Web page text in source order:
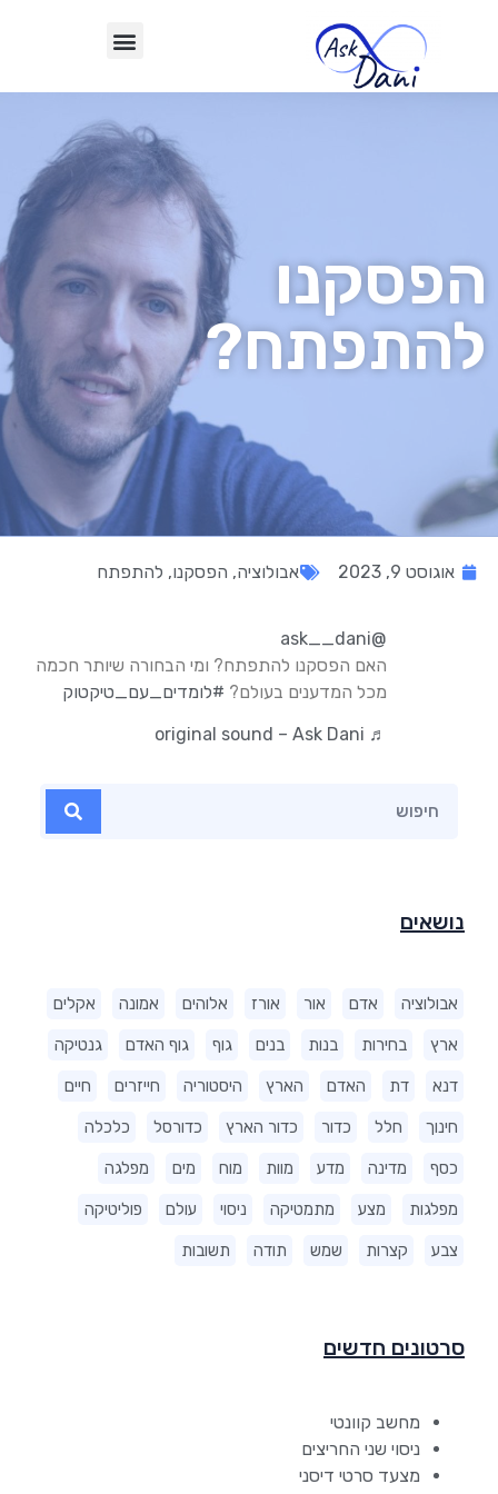
הפסקנו
להתפתח?
נושאים
אבולוציה אדם אור אורז אלוהים אמונה אקלים
ארץ בחירות בנות בנים גוף גוף האדם גנטיקה
דנא דת האדם הארץ היסטוריה חייזרים חיים
חינוך חלל כדור כדור הארץ כדורסל כלכלה
כסף מדינה מדע מוות מוח מים מפלגה
מפלגות מצע מתמטיקה ניסוי עולם פוליטיקה
צבע קצרות שמש תודה תשובות
סרטונים חדשים
מחשב קוונטי
ניסוי שני החריצים
מצעד סרטי דיסני
אוגוסט 9, 2023 אבולוציה, הפסקנו, להתפתח
@ask__dani
האם הפסקנו להתפתח? ומי הבחורה שיותר חכמה
מכל המדענים בעולם? #לומדים_עם_טיקטוק
♬ original sound – Ask Dani